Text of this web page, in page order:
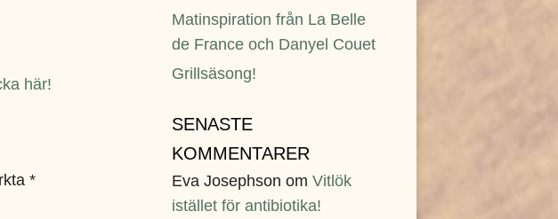
här!
*
Matinspiration från La Belle
de France och Danyel Couet
Grillsäsong!
SENASTE
KOMMENTARER
Eva Josephson om Vitlök
istället för antibiotika!